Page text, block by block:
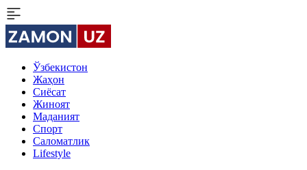
Ўзбекистон
Жаҳон
Сиёсат
Жиноят
Маданият
Спорт
Cаломатлик
Lifestyle